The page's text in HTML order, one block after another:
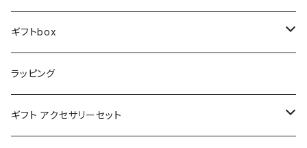
ギフトbox
Lサイズ
Mサイズ
ラッピング
ギフト アクセサリーセット